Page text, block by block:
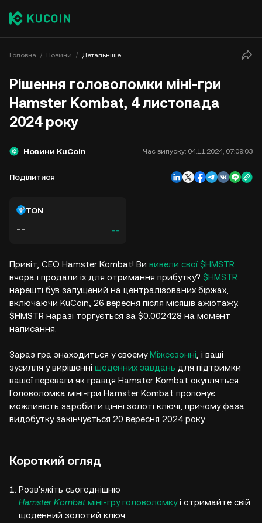
Головна Новини Детальніше
Рішення головоломки міні-гри
Hamster Kombat, 4 листопада
2024 року
Новини KuCoin Час випуску: 04.11.2024, 07:09:03
Поділитися
TON
-- --
Привіт, CEO Hamster Kombat! Ви вивели свої $HMSTR
вчора і продали їх для отримання прибутку? $HMSTR
нарешті був запущений на централізованих біржах,
включаючи KuCoin, 26 вересня після місяців ажіотажу.
$HMSTR наразі торгується за $0.002428 на момент
написання.
Зараз гра знаходиться у своємуМіжсезонні , і ваші
зусилля у вирішенні щоденних завдань для підтримки
вашої переваги як гравця Hamster Kombat окупляться.
Головоломка міні-гри Hamster Kombat пропонує
можливість заробити цінні золоті ключі, причому фаза
видобутку закінчується 20 вересня 2024 року.
Короткий огляд
Розв'яжіть сьогоднішню
Hamster Kombatміні-гру головоломкуі отримайте свій
щоденний золотий ключ.